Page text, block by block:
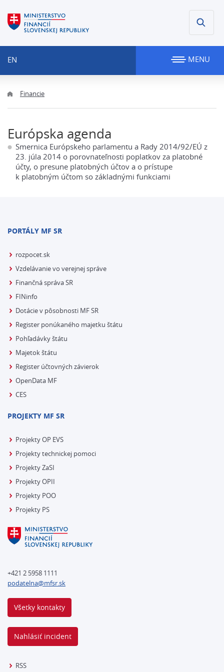
EN MENU
Financie
Európska agenda
Smernica Európskeho parlamentu a Rady 2014/92/EÚ z
23. júla 2014 o porovnateľnosti poplatkov za platobné
účty, o presune platobných účtov a o prístupe
k platobným účtom so základnými funkciami
PORTÁLY MF SR
rozpocet.sk
Vzdelávanie vo verejnej správe
Finančná správa SR
FINinfo
Dotácie v pôsobnosti MF SR
Register ponúkaného majetku štátu
Pohľadávky štátu
Majetok štátu
Register účtovných závierok
OpenData MF
CES
PROJEKTY MF SR
Projekty OP EVS
Projekty technickej pomoci
Projekty ZaSI
Projekty OPII
Projekty POO
Projekty PS
+421 2 5958 1111
podatelna@mfsr.sk
Všetky kontakty
Nahlásiť incident
RSS